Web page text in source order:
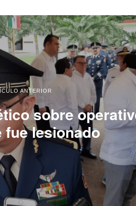
ANTERIOR
sobre
fue lesionado